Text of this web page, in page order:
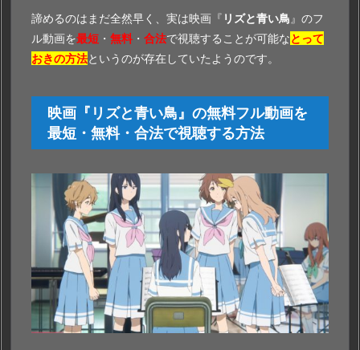
諦めるのはまだ全然早く、実は映画『 リズと青い鳥 』のフ
ル動画を最短 ・ 無料 ・ 合法で視聴することが可能なとって
おきの方法というのが存在していたようのです。
映画『リズと青い鳥』の無料フル動画を
最短・無料・合法で視聴する方法